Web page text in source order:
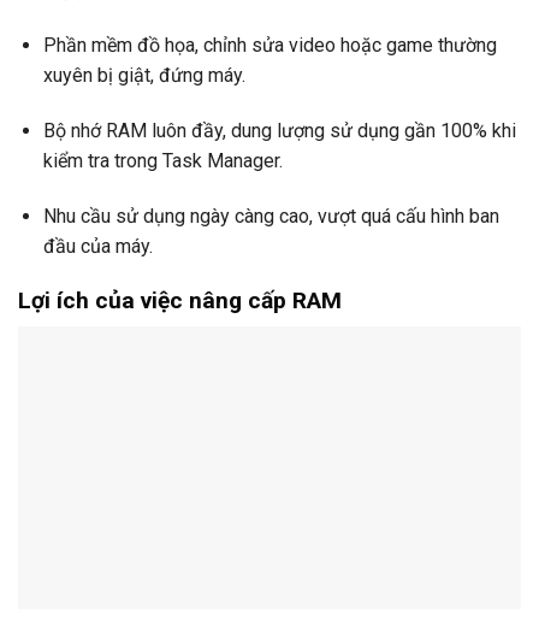
Phần mềm đồ họa, chỉnh sửa video hoặc game thường
xuyên bị giật, đứng máy.
Bộ nhớ RAM luôn đầy, dung lượng sử dụng gần 100% khi
kiểm tra trong Task Manager.
Nhu cầu sử dụng ngày càng cao, vượt quá cấu hình ban
đầu của máy.
Lợi ích của việc nâng cấp RAM